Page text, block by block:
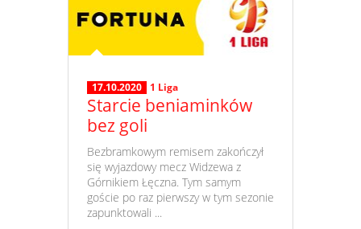
17.10.2020 1 Liga
Starcie beniaminków
bez goli
​ Bezbramkowym remisem zakończył
się wyjazdowy mecz Widzewa z
Górnikiem Łęczna. Tym samym
goście po raz pierwszy w tym sezonie
zapunktowali ...